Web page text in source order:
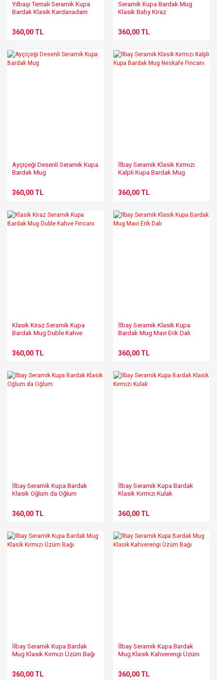
Yılbaşı Temalı Seramik Kupa
Bardak Klasik Kardanadam
360,00 TL
Seramik Kupa Bardak Mug
Klasik Baby Kiraz
360,00 TL
Ayçiçeği Desenli Seramik Kupa
Bardak Mug
360,00 TL
İlbay Seramik Klasik Kırmızı
Kalpli Kupa Bardak Mug
360,00 TL
Klasik Kiraz Seramik Kupa
Bardak Mug Duble Kahve
360,00 TL
İlbay Seramik Klasik Kupa
Bardak Mug Mavi Erik Dalı
360,00 TL
İlbay Seramik Kupa Bardak
Klasik Oğlum da Oğlum
360,00 TL
İlbay Seramik Kupa Bardak
Klasik Kırmızı Kulak
360,00 TL
İlbay Seramik Kupa Bardak
Mug Klasik Kırmızı Üzüm Bağı
360,00 TL
İlbay Seramik Kupa Bardak
Mug Klasik Kahverengi Üzüm
360,00 TL